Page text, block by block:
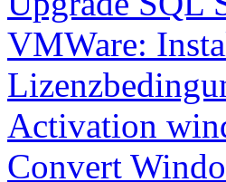
VMWare:
Activation
Convert